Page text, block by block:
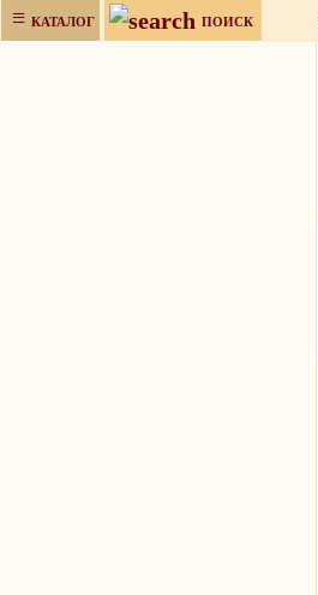
≡ КАТАЛОГ ПОИСК